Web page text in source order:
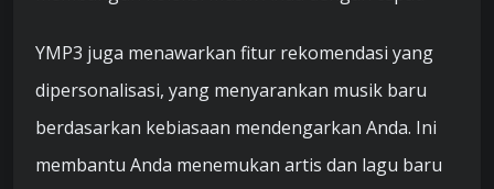
YMP3 juga menawarkan fitur rekomendasi yang
dipersonalisasi, yang menyarankan musik baru
berdasarkan kebiasaan mendengarkan Anda. Ini
membantu Anda menemukan artis dan lagu baru